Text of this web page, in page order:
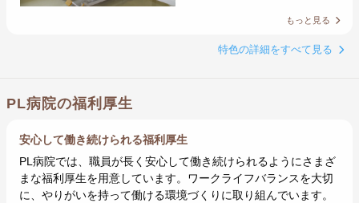
もっと見る
特色の詳細をすべて見る
PL病院の福利厚生
安心して働き続けられる福利厚生
PL病院では、職員が長く安心して働き続けられるようにさまざ
まな福利厚生を用意しています。ワークライフバランスを大切
に、やりがいを持って働ける環境づくりに取り組んでいます。